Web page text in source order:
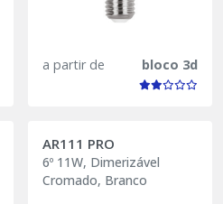
a partir de bloco 3d
AR111 PRO
6º 11W, Dimerizável
Cromado, Branco